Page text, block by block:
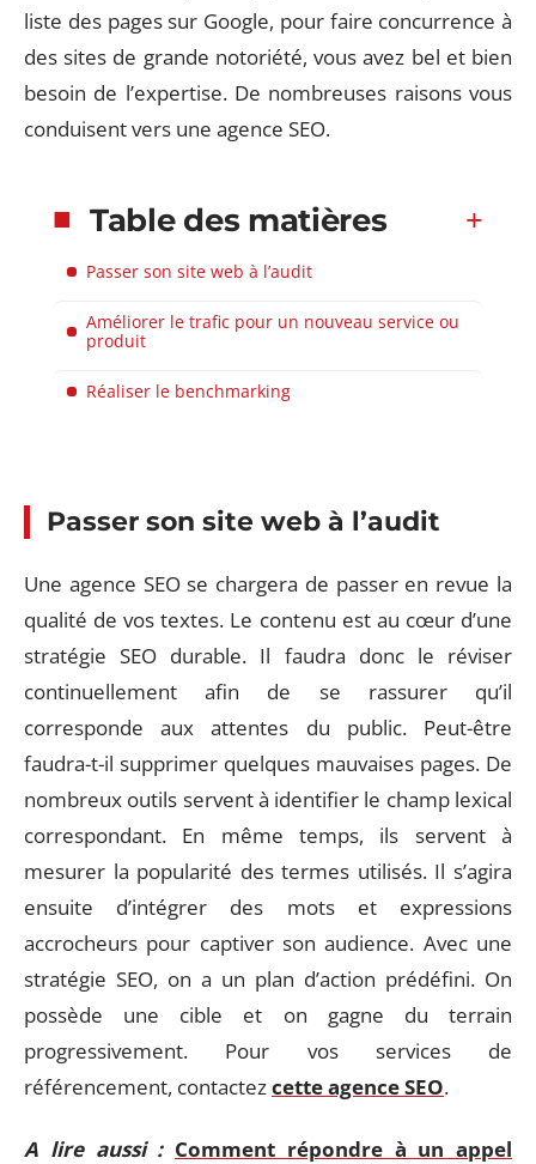
liste des pages sur Google, pour faire concurrence à
des sites de grande notoriété, vous avez bel et bien
besoin de l’expertise. De nombreuses raisons vous
conduisent vers une agence SEO.
Table des matières
Passer son site web à l’audit
Améliorer le trafic pour un nouveau service ou
produit
Réaliser le benchmarking
Passer son site web à l’audit
Une agence SEO se chargera de passer en revue la
qualité de vos textes. Le contenu est au cœur d’une
stratégie SEO durable. Il faudra donc le réviser
continuellement afin de se rassurer qu’il
corresponde aux attentes du public. Peut-être
faudra-t-il supprimer quelques mauvaises pages. De
nombreux outils servent à identifier le champ lexical
correspondant. En même temps, ils servent à
mesurer la popularité des termes utilisés. Il s’agira
ensuite d’intégrer des mots et expressions
accrocheurs pour captiver son audience. Avec une
stratégie SEO, on a un plan d’action prédéfini. On
possède une cible et on gagne du terrain
progressivement. Pour vos services de
référencement, contactezcette agence SEO.
A lire aussi : Comment répondre à un appel